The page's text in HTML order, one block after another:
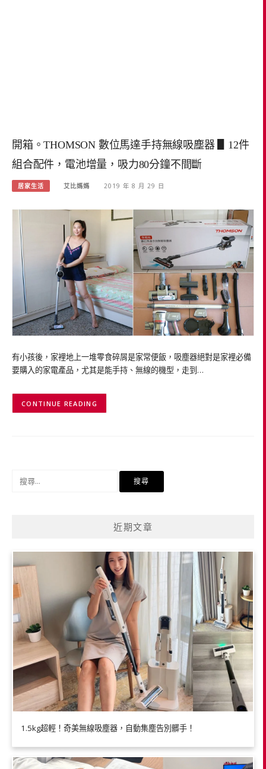
開箱。THOMSON 數位馬達手持無線吸塵器 ▋12件
組合配件，電池增量，吸力80分鐘不間斷
居家生活 艾比媽媽 2019 年 8 月 29 日
有小孩後，家裡地上一堆零食碎屑是家常便飯，吸塵器絕對是家裡必備
要購入的家電產品，尤其是能手持、無線的機型，走到…
CONTINUE READING
近期文章
1.5kg超輕！奇美無線吸塵器，自動集塵告別髒手！